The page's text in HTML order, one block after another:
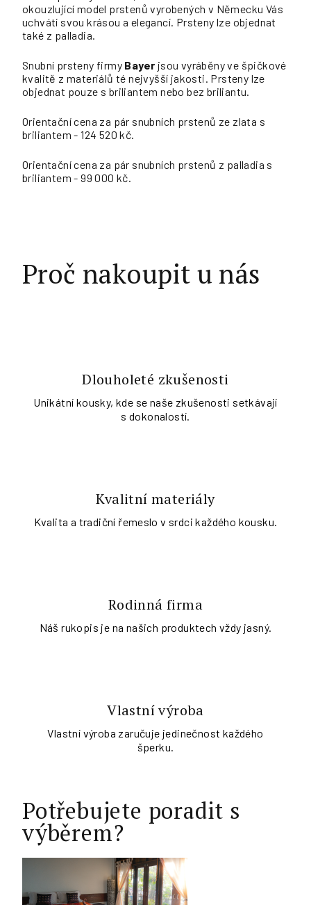
okouzlující model prstenů vyrobených v Německu Vás
uchvátí svou krásou a elegancí. Prsteny lze objednat
také z palladia.
Snubní prsteny firmy Bayer jsou vyráběny ve špičkové
kvalitě z materiálů té nejvyšší jakosti. Prsteny lze
objednat pouze s briliantem nebo bez briliantu.
Orientační cena za pár snubních prstenů ze zlata s
briliantem - 124 520 kč.
Orientační cena za pár snubních prstenů z palladia s
briliantem - 99 000 kč.
Proč nakoupit u nás
Dlouholeté zkušenosti
Unikátní kousky, kde se naše zkušenosti setkávají
s dokonalostí.
Kvalitní materiály
Kvalita a tradiční řemeslo v srdci každého kousku.
Rodinná firma
Náš rukopis je na našich produktech vždy jasný.
Vlastní výroba
Vlastní výroba zaručuje jedinečnost každého
šperku.
Potřebujete poradit s
výběrem?